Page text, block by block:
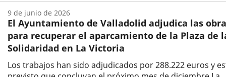
la
noticia
El Ayuntamiento de Valladolid adjudica las
para recuperar el aparcamiento de la Plaza de
Solidaridad en La Victoria
Los trabajos han sido adjudicados por 288.222 euros y
9 de junio de 2026